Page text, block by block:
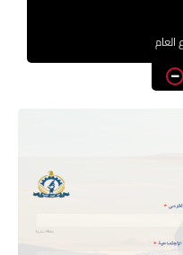
والمعاهد